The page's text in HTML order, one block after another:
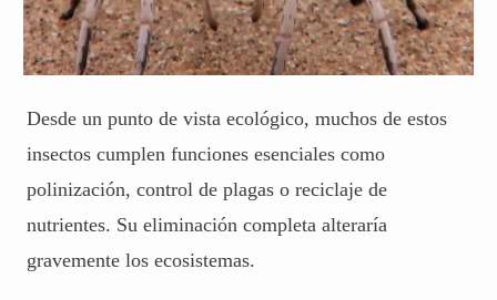
Desde un punto de vista ecológico, muchos de estos
insectos cumplen funciones esenciales como
polinización, control de plagas o reciclaje de
nutrientes. Su eliminación completa alteraría
gravemente los ecosistemas.